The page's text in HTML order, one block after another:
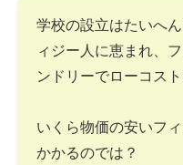
学校の設立はたいへ
ィジー人に恵まれ、
ンドリーでローコス
いくら物価の安いフ
かかるのでは？